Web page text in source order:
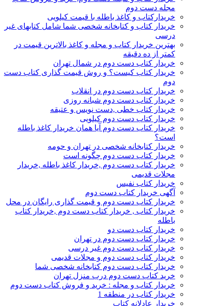
مجله دست دوم
خریدارکتاب و کاغذ باطله با قیمت کیلویی
خریدار کتاب و کتابخانه شخصی شما شامل کتابهای غیر
درسی
بهترین خریدار کتاب و مجله و کاغذ بالاترین قیمت در
کمتر از ده دقیقه
خریدار کتاب دست دوم در شمال تهران
خریدار کتاب کیست؟ و روش قیمت گذاری کتاب دست
دوم
خریدار کتاب دست دوم در انقلاب
خریدار کتاب دست دوم شبانه روزی
خریدار کتاب خطی ,دست نویس و عتیقه
خریدار کتاب دست دوم کیلویی
خریدار کتاب دست دوم آیا همان خریدار کاغذ باطله
است؟
خریدار کتابخانه شخصی در تهران و حومه
خریدار کتاب دست دوم چگونه است
خریدار کتاب دست دوم ,خریدار کاغذ باطله ,خریدار
مجلات قدیمی
خریدار کتاب نفیس
آگهی خریدار کتاب دست دوم
خریدار کتاب دست دوم و قیمت گذاری رایگان در محل
خریدار کتاب , خریدار کتاب دست دوم ,خریدار کتاب
باطله
خریدار کتاب دست دو
خریدار کتاب دست دوم در تهران
خریدار کتاب دست دوم غیر درسی
خریدار کتاب دست دوم و مجلات قدیمی
خریدار کتاب دست دوم کتابخانه شخصی شما
خرید کتاب دست دوم درب منزل تهران
خریدار کتاب و مجله : خرید و فروش کتاب دست دوم
خریدار کتاب در منطقه 1
خریدار عادلانه کتاب